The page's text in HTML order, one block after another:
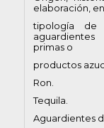
elaboración,
tipología de
primas o
productos
Ron.
Tequila.
Aguardientes